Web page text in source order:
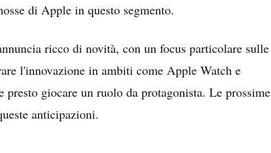
di Apple in questo segmento.
ricco di novità, con un focus particolare sulle
l'innovazione in ambiti come Apple Watch e
giocare un ruolo da protagonista. Le prossime
anticipazioni.